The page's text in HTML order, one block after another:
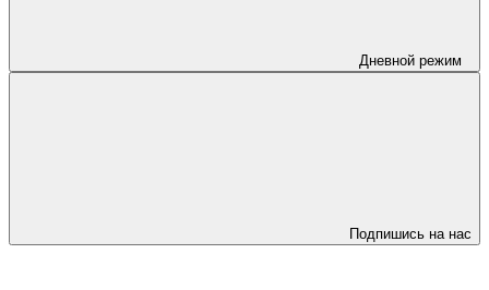
Дневной режим
Подпишись на нас